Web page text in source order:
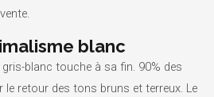
blanc
blanc touche à sa fin. 90% des
le retour des tons bruns et terreux. Le